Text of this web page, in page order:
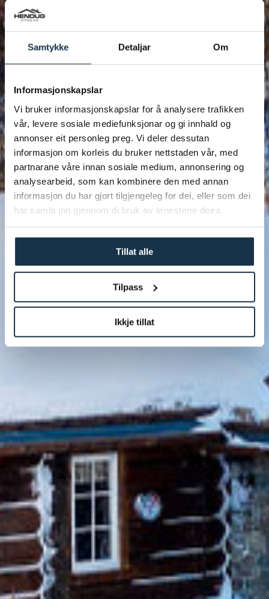
Samtykke Detaljar Om
Informasjonskapslar
Vi bruker informasjonskapslar for å analysere trafikken
vår, levere sosiale mediefunksjonar og gi innhald og
annonser eit personleg preg. Vi deler dessutan
informasjon om korleis du bruker nettstaden vår, med
partnarane våre innan sosiale medium, annonsering og
analysearbeid, som kan kombinere den med annan
informasjon du har gjort tilgjengeleg for dei, eller som dei
har samla inn gjennom di bruk av tenestene deira.
Tillat alle
Tilpass
Ikkje tillat
Laftahytte på
Geilo